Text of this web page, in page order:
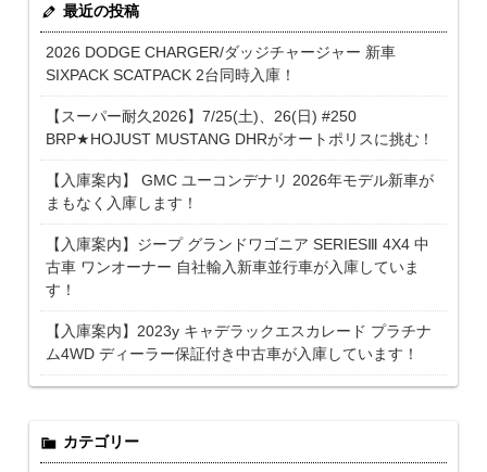
最近の投稿
2026 DODGE CHARGER/ダッジチャージャー 新車
SIXPACK SCATPACK 2台同時入庫！
【スーパー耐久2026】7/25(土)、26(日) #250
BRP★HOJUST MUSTANG DHRがオートポリスに挑む！
【入庫案内】 GMC ユーコンデナリ 2026年モデル新車が
まもなく入庫します！
【入庫案内】ジープ グランドワゴニア SERIESⅢ 4X4 中
古車 ワンオーナー 自社輸入新車並行車が入庫していま
す！
【入庫案内】2023y キャデラックエスカレード プラチナ
ム4WD ディーラー保証付き中古車が入庫しています！
カテゴリー